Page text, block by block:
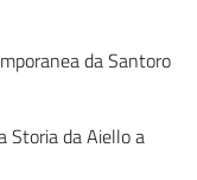
da Santoro
Storia da Aiello a